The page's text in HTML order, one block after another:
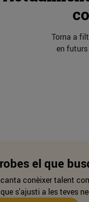
Torna a
en
el que
conèixer talent
s'ajusti a les teves